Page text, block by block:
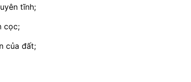
tĩnh;
cọc;
của đất;